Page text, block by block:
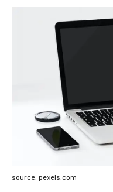
source: pexels.com